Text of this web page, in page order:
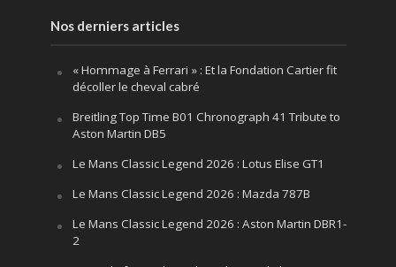
Nos derniers articles
« Hommage à Ferrari » : Et la Fondation Cartier fit
décoller le cheval cabré
Breitling Top Time B01 Chronograph 41 Tribute to
Aston Martin DB5
Le Mans Classic Legend 2026 : Lotus Elise GT1
Le Mans Classic Legend 2026 : Mazda 787B
Le Mans Classic Legend 2026 : Aston Martin DBR1-
2